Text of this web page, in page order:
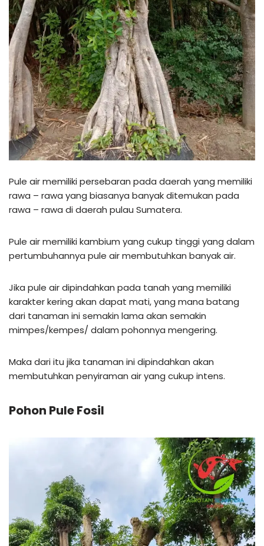
Pule air memiliki persebaran pada daerah yang memiliki
rawa – rawa yang biasanya banyak ditemukan pada
rawa – rawa di daerah pulau Sumatera.
Pule air memiliki kambium yang cukup tinggi yang dalam
pertumbuhannya pule air membutuhkan banyak air.
Jika pule air dipindahkan pada tanah yang memiliki
karakter kering akan dapat mati, yang mana batang
dari tanaman ini semakin lama akan semakin
mimpes/kempes/ dalam pohonnya mengering.
Maka dari itu jika tanaman ini dipindahkan akan
membutuhkan penyiraman air yang cukup intens.
Pohon Pule Fosil